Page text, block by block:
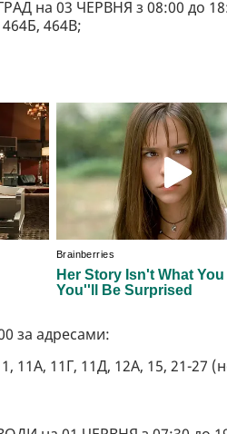
на 03 ЧЕРВНЯ з 08:00 до
464В;
за адресами:
11А, 11Г, 11Д, 12А, 15, 21-27